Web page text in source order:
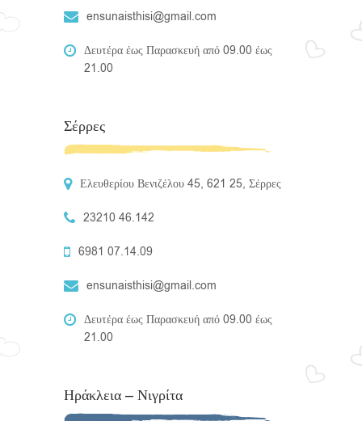
ensunaisthisi@gmail.com
Δευτέρα έως Παρασκευή από 09.00 έως
21.00
Σέρρες
Ελευθερίου Βενιζέλου 45, 621 25, Σέρρες
23210 46.142
6981 07.14.09
ensunaisthisi@gmail.com
Δευτέρα έως Παρασκευή από 09.00 έως
21.00
Ηράκλεια – Νιγρίτα